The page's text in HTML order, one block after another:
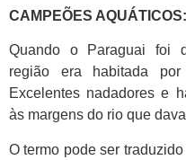
CAMPEÕES AQUÁTICOS:
Quando o Paraguai foi
região era habitada por
Excelentes nadadores e
às margens do rio que
O termo pode ser traduzido